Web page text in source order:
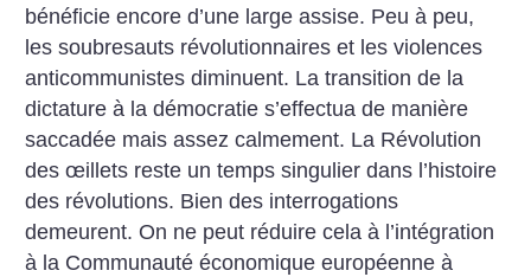
bénéficie encore d’une large assise. Peu à peu,
les soubresauts révolutionnaires et les violences
anticommunistes diminuent. La transition de la
dictature à la démocratie s’effectua de manière
saccadée mais assez calmement. La Révolution
des œillets reste un temps singulier dans l’histoire
des révolutions. Bien des interrogations
demeurent. On ne peut réduire cela à l’intégration
à la Communauté économique européenne à